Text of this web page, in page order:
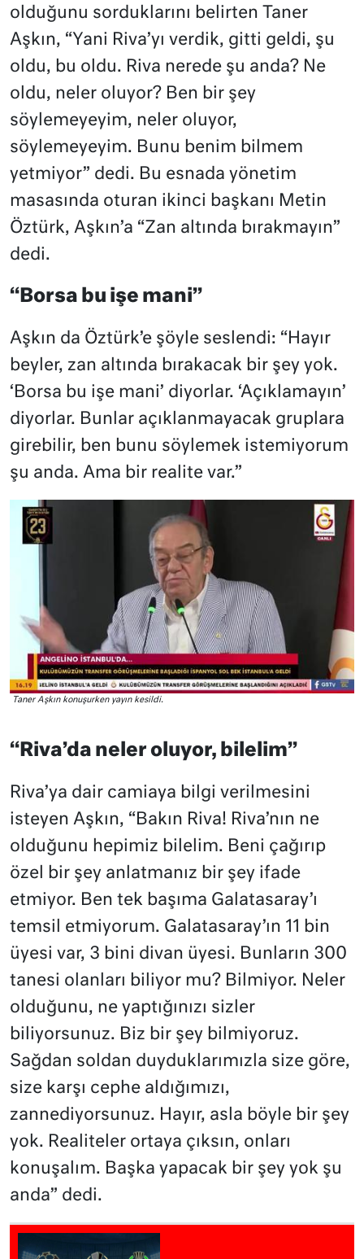
olduğunu sorduklarını belirten Taner
Aşkın, “Yani Riva’yı verdik, gitti geldi, şu
oldu, bu oldu. Riva nerede şu anda? Ne
oldu, neler oluyor? Ben bir şey
söylemeyeyim, neler oluyor,
söylemeyeyim. Bunu benim bilmem
yetmiyor” dedi. Bu esnada yönetim
masasında oturan ikinci başkanı Metin
Öztürk, Aşkın’a “Zan altında bırakmayın”
dedi.
“Borsa bu işe mani”
Aşkın da Öztürk’e şöyle seslendi: “Hayır
beyler, zan altında bırakacak bir şey yok.
‘Borsa bu işe mani’ diyorlar. ‘Açıklamayın’
diyorlar. Bunlar açıklanmayacak gruplara
girebilir, ben bunu söylemek istemiyorum
şu anda. Ama bir realite var.”
Taner Aşkın konuşurken yayın kesildi.
“Riva’da neler oluyor, bilelim”
Riva’ya dair camiaya bilgi verilmesini
isteyen Aşkın, “Bakın Riva! Riva’nın ne
olduğunu hepimiz bilelim. Beni çağırıp
özel bir şey anlatmanız bir şey ifade
etmiyor. Ben tek başıma Galatasaray’ı
temsil etmiyorum. Galatasaray’ın 11 bin
üyesi var, 3 bini divan üyesi. Bunların 300
tanesi olanları biliyor mu? Bilmiyor. Neler
olduğunu, ne yaptığınızı sizler
biliyorsunuz. Biz bir şey bilmiyoruz.
Sağdan soldan duyduklarımızla size göre,
size karşı cephe aldığımızı,
zannediyorsunuz. Hayır, asla böyle bir şey
yok. Realiteler ortaya çıksın, onları
konuşalım. Başka yapacak bir şey yok şu
anda” dedi.